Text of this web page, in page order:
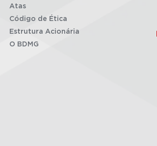
Atas
Código de Ética
Estrutura Acionária
O BDMG